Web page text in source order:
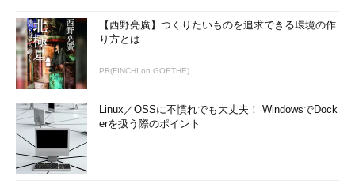
【西野亮廣】つくりたいものを追求できる環境の作
り方とは
PR(FINCHI on GOETHE)
Linux／OSSに不慣れでも大丈夫！ WindowsでDock
erを扱う際のポイント